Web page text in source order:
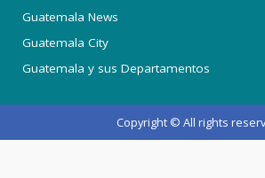
Guatemala News
Guatemala City
Guatemala y sus Departamentos
Copyright © All rights